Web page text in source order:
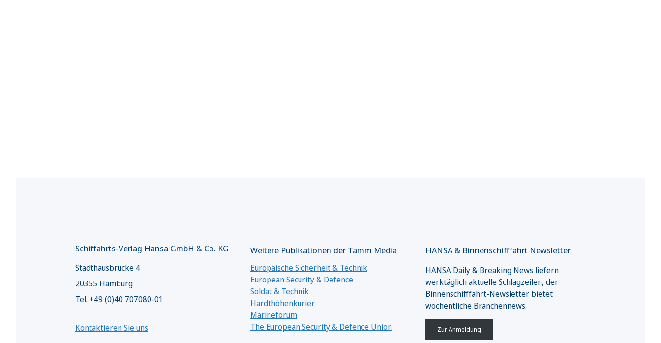
Schiffahrts-Verlag Hansa GmbH & Co. KG
Stadthausbrücke 4
20355 Hamburg
Tel. +49 (0)40 707080-01
Kontaktieren Sie uns
Weitere Publikationen der Tamm Media
Europäische Sicherheit & Technik
European Security & Defence
Soldat & Technik
Hardthöhenkurier
Marineforum
The European Security & Defence Union
HANSA & Binnenschifffahrt Newsletter
HANSA Daily & Breaking News liefern
werktäglich aktuelle Schlagzeilen, der
Binnenschifffahrt-Newsletter bietet
wöchentliche Branchennews.
Zur Anmeldung